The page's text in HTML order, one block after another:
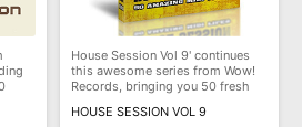
次世代型ボーカル・エディタ
映像のBGM・ セリフを音声分離
House Session Vol 9' continues
this awesome series from Wow!
Records, bringing you 50 fresh
HOUSE SESSION VOL 9